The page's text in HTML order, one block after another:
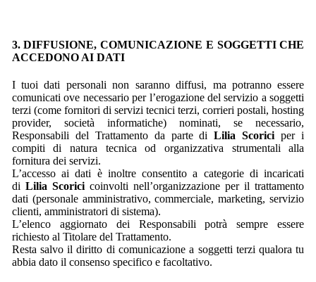
3. DIFFUSIONE, COMUNICAZIONE E SOGGETTI CHE
ACCEDONO AI DATI
I tuoi dati personali non saranno diffusi, ma potranno essere
comunicati ove necessario per l’erogazione del servizio a soggetti
terzi (come fornitori di servizi tecnici terzi, corrieri postali, hosting
provider, società informatiche) nominati, se necessario,
Responsabili del Trattamento da parte diLilia Scorici per i
compiti di natura tecnica od organizzativa strumentali alla
fornitura dei servizi.
L’accesso ai dati è inoltre consentito a categorie di incaricati
di Lilia Scorici coinvolti nell’organizzazione per il trattamento
dati (personale amministrativo, commerciale, marketing, servizio
clienti, amministratori di sistema).
L’elenco aggiornato dei Responsabili potrà sempre essere
richiesto al Titolare del Trattamento.
Resta salvo il diritto di comunicazione a soggetti terzi qualora tu
abbia dato il consenso specifico e facoltativo.